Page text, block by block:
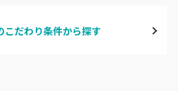
こだわり条件から探す